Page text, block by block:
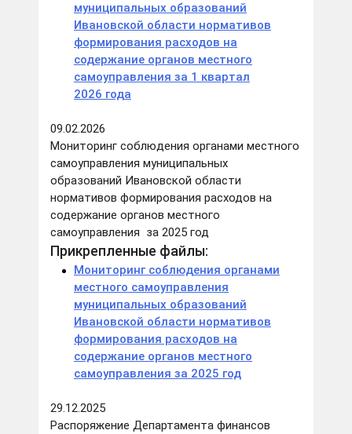
муниципальных образований
Ивановской области нормативов
формирования расходов на
содержание органов местного
самоуправления за 1 квартал
2026 года
09.02.2026
Мониторинг соблюдения органами местного
самоуправления муниципальных
образований Ивановской области
нормативов формирования расходов на
содержание органов местного
самоуправления за 2025 год
Прикрепленные файлы:
Мониторинг соблюдения органами
местного самоуправления
муниципальных образований
Ивановской области нормативов
формирования расходов на
содержание органов местного
самоуправления за 2025 год
29.12.2025
Распоряжение Департамента финансов